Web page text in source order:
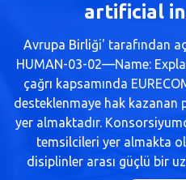
artificial
Avrupa Birliği' tarafından
HUMAN-03-02—Name:
çağrı kapsamında
desteklenmaye hak kazanan
yer almaktadır.
temsilcileri yer almakta
disiplinler arası güçlü bir